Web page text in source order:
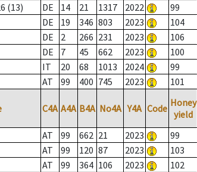
(13) DE 14 21 1317 2022 99
DE 19 346 803 2023 104
DE 2 266 231 2023 106
DE 7 45 662 2023 100
IT 20 68 1013 2024 99
AT 99 400 745 2023 101
C4A A4A B4A No4A Y4A Code Honey
yield
AT 99 662 21 2023 99
AT 99 120 87 2023 103
AT 99 364 106 2023 102